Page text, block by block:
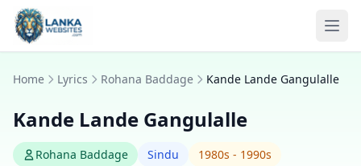
Skip to content
Home Lyrics Rohana Baddage Kande Lande Gangulalle
Kande Lande Gangulalle
Rohana Baddage Sindu
1980s - 1990s